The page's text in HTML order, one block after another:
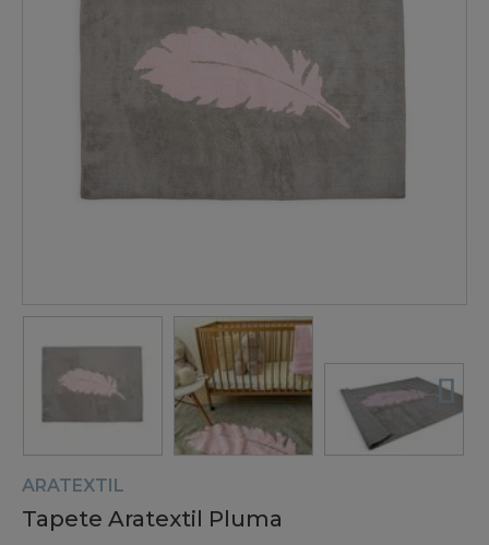
ARATEXTIL
Tapete Aratextil Pluma